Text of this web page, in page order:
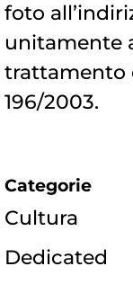
foto
unitamente
trattamento
196/2003.
Categorie
Cultura
Dedicated